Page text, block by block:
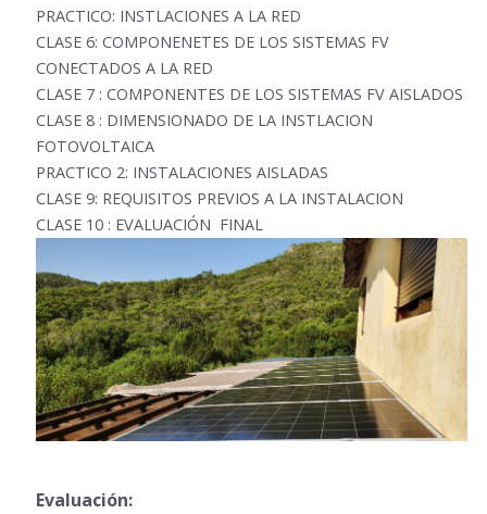
PRACTICO: INSTLACIONES A LA RED
CLASE 6: COMPONENETES DE LOS SISTEMAS FV
CONECTADOS A LA RED
CLASE 7 : COMPONENTES DE LOS SISTEMAS FV AISLADOS
CLASE 8 : DIMENSIONADO DE LA INSTLACION
FOTOVOLTAICA
PRACTICO 2: INSTALACIONES AISLADAS
CLASE 9: REQUISITOS PREVIOS A LA INSTALACION
CLASE 10 : EVALUACIÓN FINAL
Evaluación: